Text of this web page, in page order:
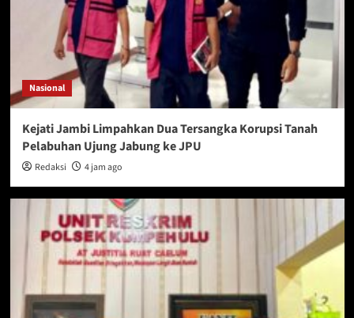
Nasional
Kejati Jambi Limpahkan Dua Tersangka Korupsi Tanah
Pelabuhan Ujung Jabung ke JPU
Redaksi 4 jam ago